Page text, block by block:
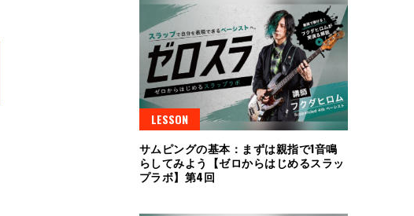
LESSON
サムピングの基本：まずは親指で1音鳴
らしてみよう【ゼロからはじめるスラッ
プラボ】第4回